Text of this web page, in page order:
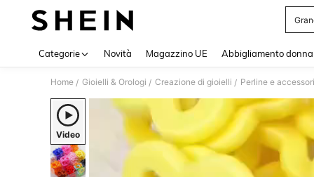
Categorie Novità Magazzino UE Abbigliamento donna
Home / Gioielli & Orologi / Creazione di gioielli / Perline e
Video